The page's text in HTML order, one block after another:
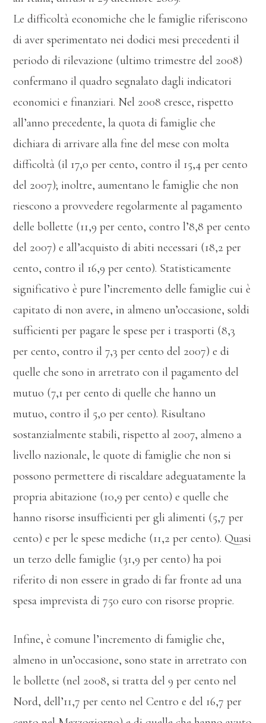
Le difficoltà economiche che le famiglie riferiscono
di aver sperimentato nei dodici mesi precedenti il
periodo di rilevazione (ultimo trimestre del 2008)
confermano il quadro segnalato dagli indicatori
economici e finanziari. Nel 2008 cresce, rispetto
all’anno precedente, la quota di famiglie che
dichiara di arrivare alla fine del mese con molta
difficoltà (il 17,0 per cento, contro il 15,4 per cento
del 2007); inoltre, aumentano le famiglie che non
riescono a provvedere regolarmente al pagamento
delle bollette (11,9 per cento, contro l’8,8 per cento
del 2007) e all’acquisto di abiti necessari (18,2 per
cento, contro il 16,9 per cento). Statisticamente
significativo è pure l’incremento delle famiglie cui è
capitato di non avere, in almeno un’occasione, soldi
sufficienti per pagare le spese per i trasporti (8,3
per cento, contro il 7,3 per cento del 2007) e di
quelle che sono in arretrato con il pagamento del
mutuo (7,1 per cento di quelle che hanno un
mutuo, contro il 5,0 per cento). Risultano
sostanzialmente stabili, rispetto al 2007, almeno a
livello nazionale, le quote di famiglie che non si
possono permettere di riscaldare adeguatamente la
propria abitazione (10,9 per cento) e quelle che
hanno risorse insufficienti per gli alimenti (5,7 per
cento) e per le spese mediche (11,2 per cento). Quasi
un terzo delle famiglie (31,9 per cento) ha poi
riferito di non essere in grado di far fronte ad una
spesa imprevista di 750 euro con risorse proprie.
Infine, è comune l’incremento di famiglie che,
almeno in un’occasione, sono state in arretrato con
le bollette (nel 2008, si tratta del 9 per cento nel
Nord, dell’11,7 per cento nel Centro e del 16,7 per